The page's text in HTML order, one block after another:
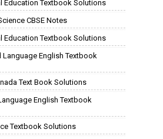
Education Textbook Solutions
CBSE Notes
Education Textbook Solutions
Language English Textbook
Text Book Solutions
English Textbook
Textbook Solutions